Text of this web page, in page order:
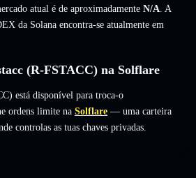
atual é de aproximadamente N/A. A
da Solana encontra-se atualmente em
(R-FSTACC) na Solflare
está disponível para troca-o
ordens limite na Solflare — uma carteira
controlas as tuas chaves privadas.